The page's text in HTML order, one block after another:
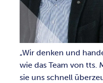
Wir denken und
wie das Team von tts.
sie uns schnell